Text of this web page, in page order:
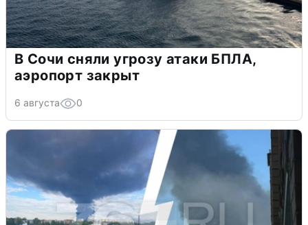
В Сочи сняли угрозу атаки БПЛА,
аэропорт закрыт
6 августа 0